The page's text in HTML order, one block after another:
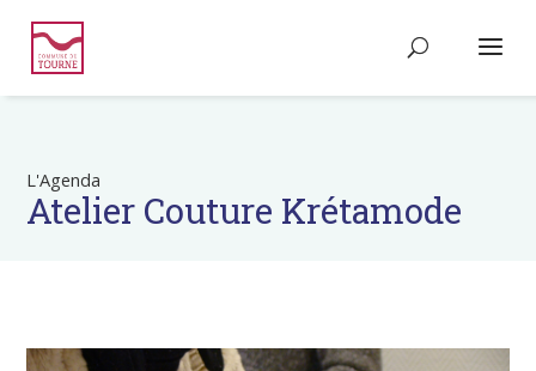
L'Agenda
Atelier Couture Krétamode